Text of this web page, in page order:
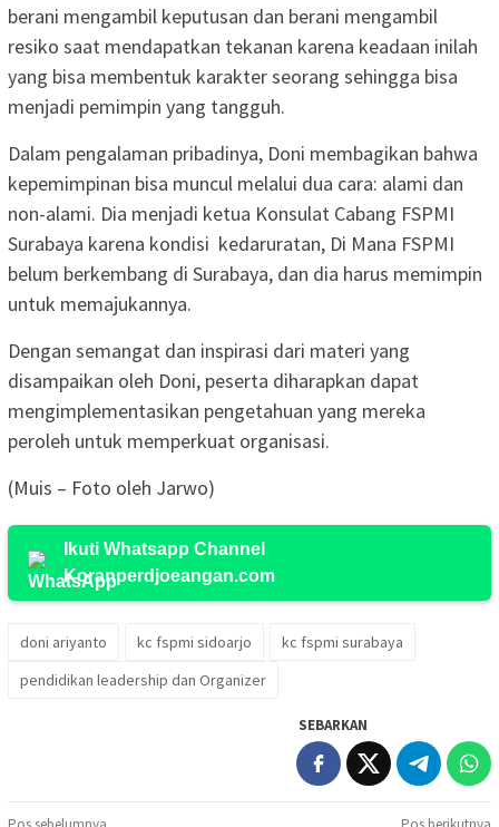
berani mengambil keputusan dan berani mengambil
resiko saat mendapatkan tekanan karena keadaan inilah
yang bisa membentuk karakter seorang sehingga bisa
menjadi pemimpin yang tangguh.
Dalam pengalaman pribadinya, Doni membagikan bahwa
kepemimpinan bisa muncul melalui dua cara: alami dan
non-alami. Dia menjadi ketua Konsulat Cabang FSPMI
Surabaya karena kondisi kedaruratan, Di Mana FSPMI
belum berkembang di Surabaya, dan dia harus memimpin
untuk memajukannya.
Dengan semangat dan inspirasi dari materi yang
disampaikan oleh Doni, peserta diharapkan dapat
mengimplementasikan pengetahuan yang mereka
peroleh untuk memperkuat organisasi.
(Muis – Foto oleh Jarwo)
Ikuti Whatsapp Channel
Koranperdjoeangan.com
doni ariyanto kc fspmi sidoarjo
kc fspmi surabaya
pendidikan leadership dan Organizer
SEBARKAN